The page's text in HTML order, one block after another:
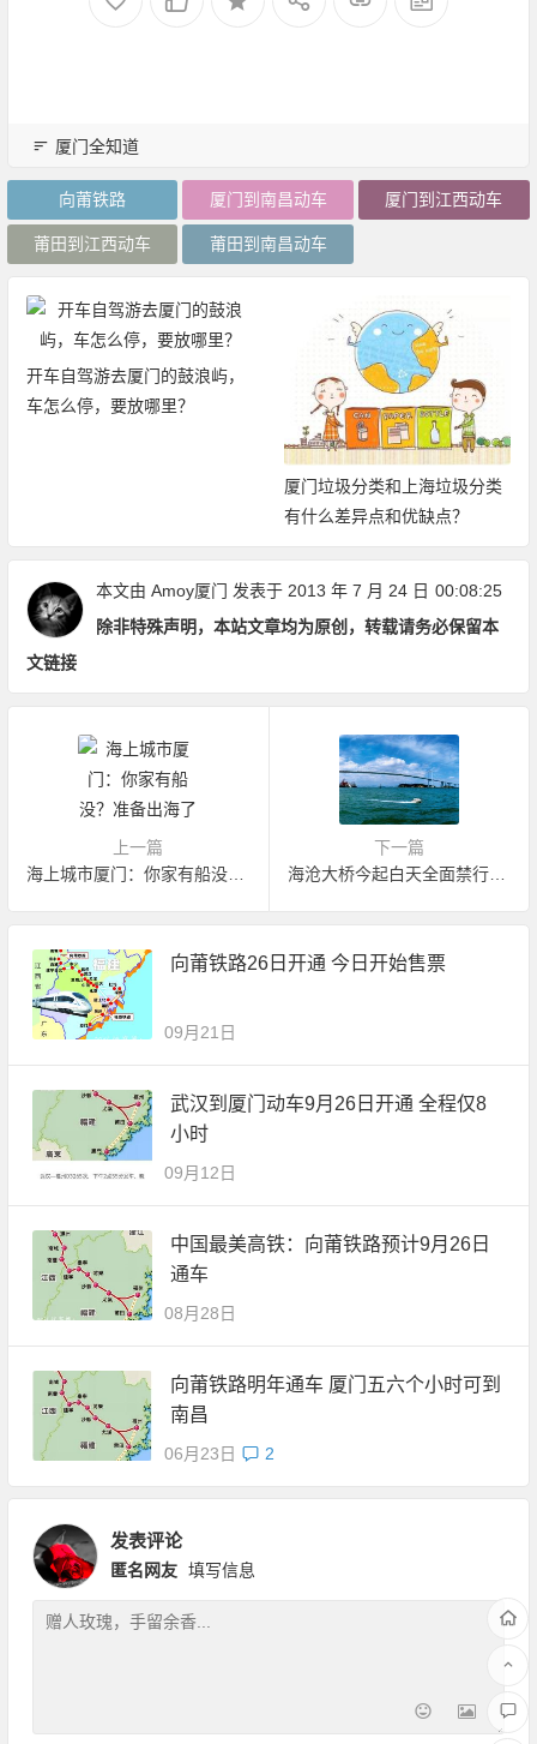
厦门全知道
向莆铁路 厦门到南昌动车 厦门到江西动车
莆田到江西动车 莆田到南昌动车
开车自驾游去厦门的鼓浪屿，
车怎么停，要放哪里？
厦门垃圾分类和上海垃圾分类
有什么差异点和优缺点？
本文由 Amoy厦门 发表于 2013 年 7 月 24 日 00:08:25
除非特殊声明，本站文章均为原创，转载请务必保留本
文链接
上一篇
海上城市厦门：你家有船没？准备出海了
下一篇
海沧大桥今起白天全面禁行社会车辆通行
向莆铁路26日开通 今日开始售票
09月21日
武汉到厦门动车9月26日开通 全程仅8
小时
09月12日
中国最美高铁：向莆铁路预计9月26日
通车
08月28日
向莆铁路明年通车 厦门五六个小时可到
南昌
06月23日 2
发表评论
匿名网友 填写信息